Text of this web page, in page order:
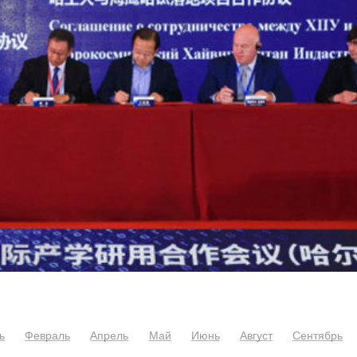
Февраль Апрель Май Июнь Август Сентябрь